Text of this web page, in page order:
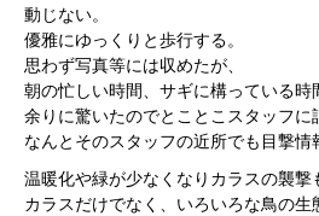
動じない。
優雅にゆっくりと歩行する。
思わず写真等には収めたが、
朝の忙しい時間、サギに構っている時
余りに驚いたのでとことこスタッフに
なんとそのスタッフの近所でも目撃情
温暖化や緑が少なくなりカラスの襲撃
カラスだけでなく、いろいろな鳥の生